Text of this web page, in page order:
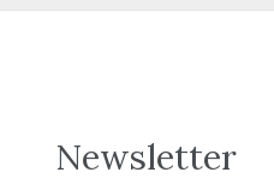
Newsletter